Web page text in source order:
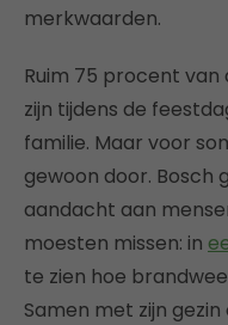
merkwaarden.
Ruim 75 procent
zijn tijdens de
familie. Maar voor
gewoon door. Bosch
aandacht aan
moesten missen: in
te zien hoe
Samen met zijn